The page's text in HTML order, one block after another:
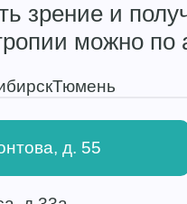
зрение и
можно по
Тюмень
д. 55